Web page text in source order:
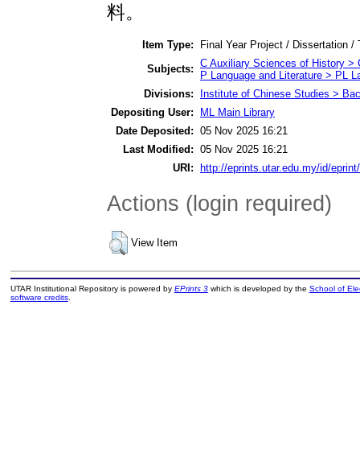
料。
Item Type:
Final Year Project / Dissertation /
Subjects: C Auxiliary Sciences of History >
P Language and Literature > PL
Divisions:
Institute of Chinese Studies >
Depositing User:
ML Main Library
Date Deposited: 05 Nov 2025 16:21
Last Modified: 05 Nov 2025 16:21
URI:
http://eprints.utar.edu.my/id/
Actions (login required)
View Item
UTAR Institutional Repository is powered by EPrints 3which is developed by the School of
software credits.